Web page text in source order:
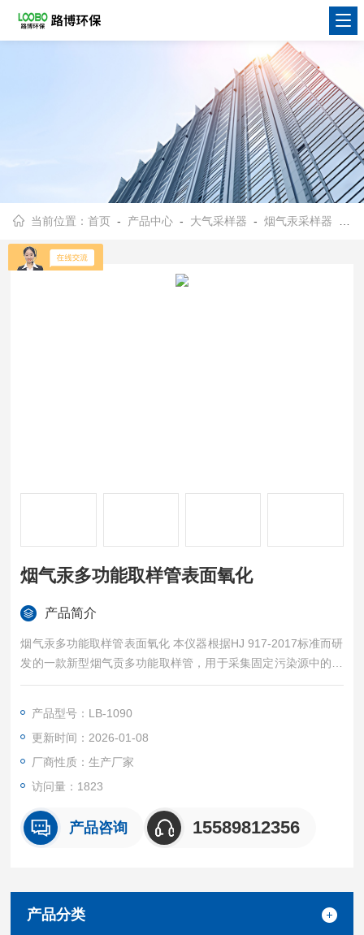
当前位置：首页 - 产品中心 - 大气采样器 -烟气汞采样器
烟气汞多功能取样管表面氧化
产品简介
烟气汞多功能取样管表面氧化 本仪器根据HJ 917-2017标准而研
发的一款新型烟气贡多功能取样管，用于采集固定污染源中的气
态汞。可与LB-2烟气采样器配套使用。
产品型号：LB-1090
更新时间：2026-01-08
厂商性质：生产厂家
访问量：1823
产品咨询 15589812356
产品分类